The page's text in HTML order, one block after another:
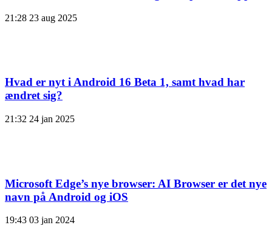
21:28 23 aug 2025
Hvad er nyt i Android 16 Beta 1, samt hvad har
ændret sig?
21:32 24 jan 2025
Microsoft Edge’s nye browser: AI Browser er det nye
navn på Android og iOS
19:43 03 jan 2024